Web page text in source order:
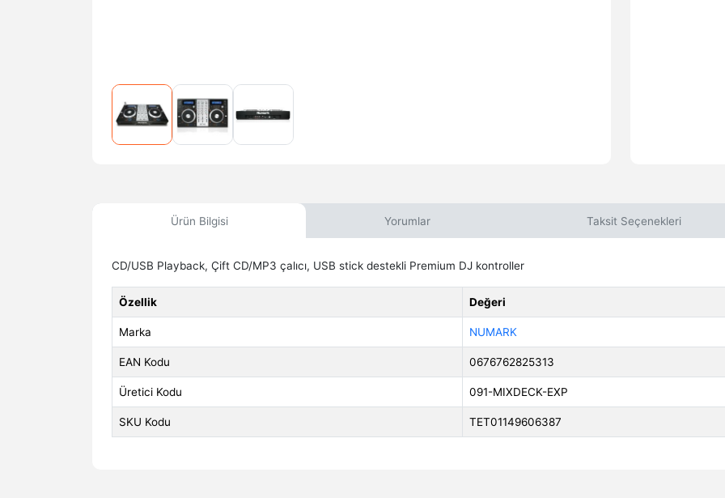
Ürün Bilgisi Yorumlar Taksit Seçenekleri
CD/USB Playback, Çift CD/MP3 çalıcı, USB stick destekli Premium DJ kontroller
Özellik Değeri
Marka NUMARK
EAN Kodu 0676762825313
Üretici Kodu 091-MIXDECK-EXP
SKU Kodu TET01149606387